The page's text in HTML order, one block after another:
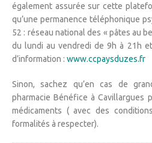
également assurée sur cette
qu’une permanence téléphonique
52 : réseau national des « pâtes au
du lundi au vendredi de 9h à 21h
d’information : www.ccpaysduzes.fr
Sinon, sachez qu’en cas de
pharmacie Bénéfice à Cavillargues
médicaments ( avec des
formalités à respecter).